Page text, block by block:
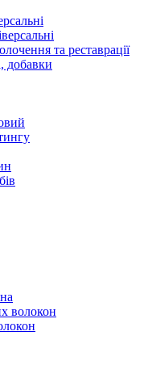
та реставрації
добавки
волокон